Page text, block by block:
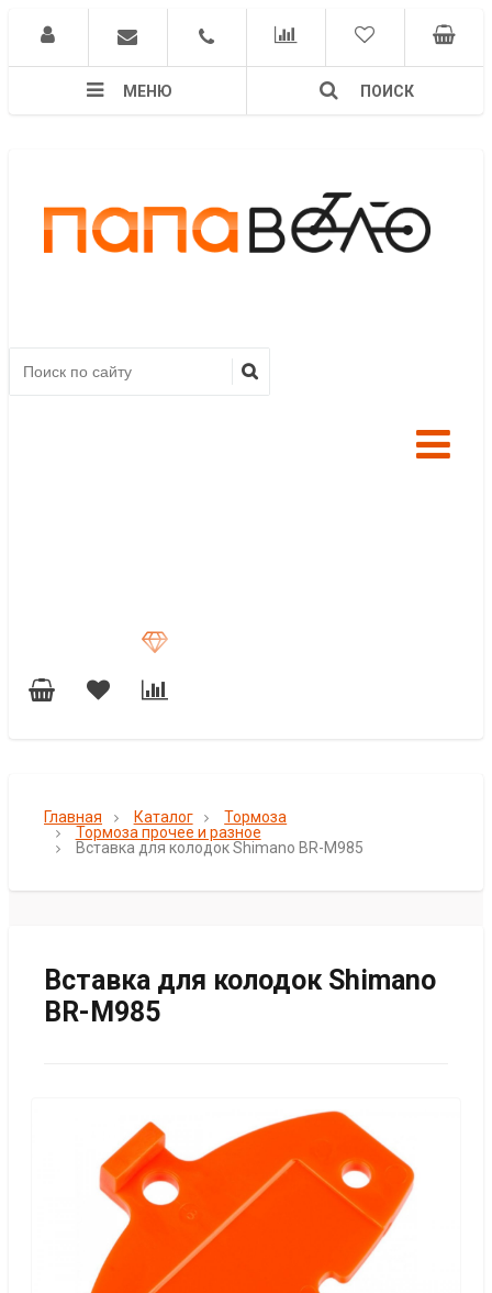
МЕНЮ ПОИСК
Главная Каталог
Тормоза
Тормоза прочее и разное
Вставка для колодок Shimano BR-M985
Вставка для колодок Shimano
BR-M985